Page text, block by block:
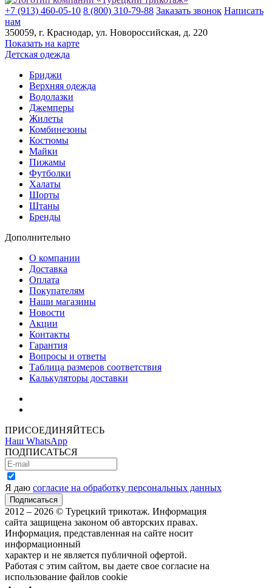
+7 (913) 460-05-10 8 (800) 310-79-88 Заказать звонок Написать
нам
350059, г. Краснодар, ул. ​Новороссийская, д. 220
Показать на карте
Детская одежда
Бриджи
Верхняя одежда
Водолазки
Джемперы
Жилеты
Комбинезоны
Костюмы
Майки
Пижамы
Футболки
Халаты
Шорты
Штаны
Бренды
Дополнительно
О компании
Доставка
Оплата
Покупателям
Наши магазины
Новости
Акции
Контакты
Гарантия
Вопросы и ответы
Таблица размеров соответствия
Калькуляторы доставки
ПРИСОЕДИНЯЙТЕСЬ
Наш WhatsApp
ПОДПИСАТЬСЯ
Я даю согласие на обработку персональных данных
2012 – 2026 © Турецкий трикотаж. Информация
сайта защищена законом об авторских правах.
Информация, представленная на сайте носит
информационный
характер и не является публичной офертой.
Работая с этим сайтом, вы даете свое согласие на
использование файлов cookie